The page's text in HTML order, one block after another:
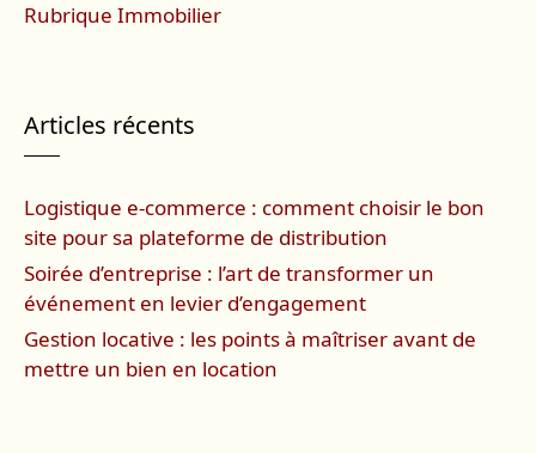
Rubrique Immobilier
Articles récents
Logistique e-commerce : comment choisir le bon
site pour sa plateforme de distribution
Soirée d’entreprise : l’art de transformer un
événement en levier d’engagement
Gestion locative : les points à maîtriser avant de
mettre un bien en location